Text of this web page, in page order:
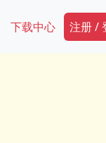
下载中心 注册 /